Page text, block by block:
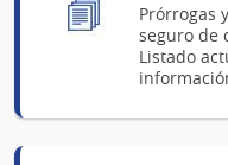
Prórrogas
seguro de
Listado